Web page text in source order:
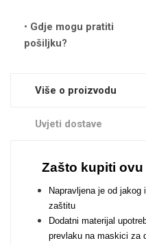
Gdje mogu pratiti
pošiljku?
Više o proizvodu
Uvjeti dostave
Zašto kupiti
Napravljena je od
zaštitu
Dodatni materijal
prevlaku na maskici za
Zodiac